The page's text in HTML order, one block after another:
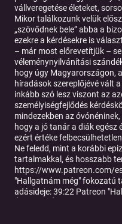
vállveregetése életeket,
Mikor találkozunk velük
„szövődnek bele” abba a
ezekre a kérdésekre is
– már most előrevetítjük –
véleménynyilvánítási
hogy úgy Magyarországon,
híradások szereplőjévé vált
inkább szó lesz viszont az
személyiségfejlődés
mindezekben az
hogy a jó tanár a diák egész
ezért értéke
Ne feledd, mint a korábbi
tartalmakkal, és hosszabb
https://www.patreon.com/
"Hallgatnám még" fokozatú
adásideje: 39:22 Patreon